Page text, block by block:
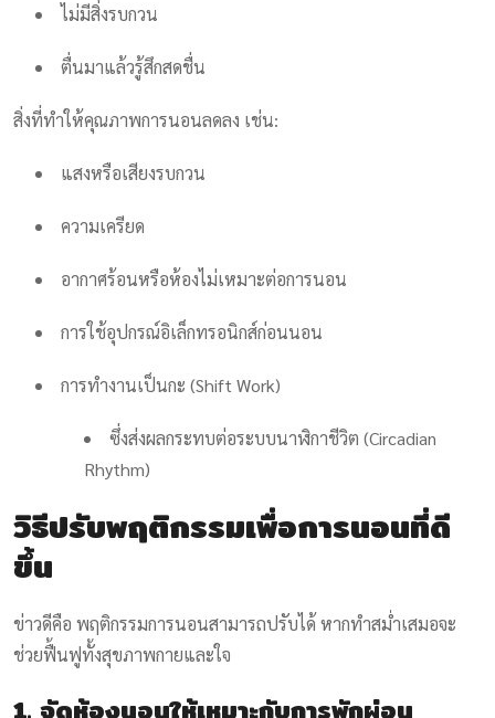
ไม่มีสิ่งรบกวน
ตื่นมาแล้วรู้สึกสดชื่น
สิ่งที่ทำให้คุณภาพการนอนลดลง เช่น:
แสงหรือเสียงรบกวน
ความเครียด
อากาศร้อนหรือห้องไม่เหมาะต่อการนอน
การใช้อุปกรณ์อิเล็กทรอนิกส์ก่อนนอน
การทำงานเป็นกะ (Shift Work)
ซึ่งส่งผลกระทบต่อระบบนาฬิกาชีวิต (Circadian
Rhythm)
วิธีปรับพฤติกรรมเพื่อการนอนที่ดี
ขึ้น
ข่าวดีคือ พฤติกรรมการนอนสามารถปรับได้ หากทำสม่ำเสมอจะ
ช่วยฟื้นฟูทั้งสุขภาพกายและใจ
1. จัดห้องนอนให้เหมาะกับการพักผ่อน